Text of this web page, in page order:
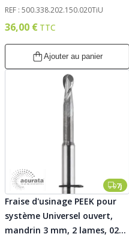
Acurata
REF : 500.338.202.150.020TiU
36,00 €
Ajouter au panier
7j
Fraise d'usinage PEEK pour
système Universel ouvert,
mandrin 3 mm, 2 lames, 020.